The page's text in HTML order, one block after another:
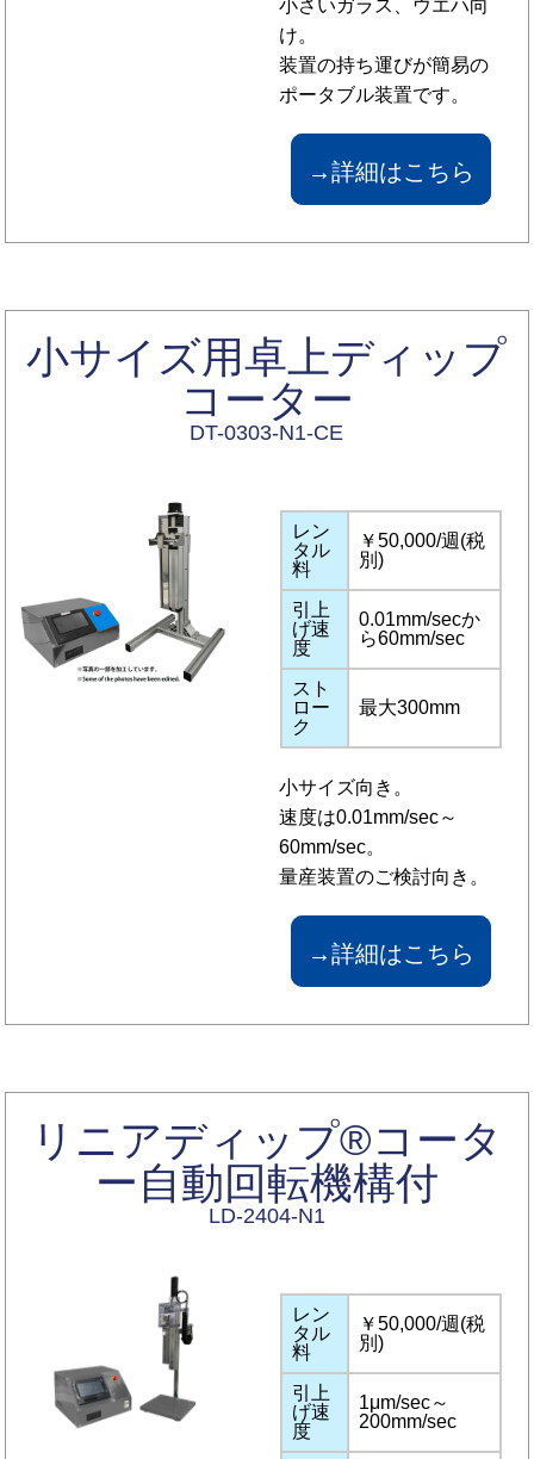
小さいガラス、ウエハ向
け。
装置の持ち運びが簡易の
ポータブル装置です。
→詳細はこちら
小サイズ用卓上ディップ
コーター
DT-0303-N1-CE
レン
タル
料
￥50,000/週(税
別)
引上
げ速
度
0.01mm/secか
ら60mm/sec
スト
ロー
ク
最大300mm
小サイズ向き。
速度は0.01mm/sec～
60mm/sec。
量産装置のご検討向き。
→詳細はこちら
リニアディップ®コータ
ー自動回転機構付
LD-2404-N1
レン
タル
料
￥50,000/週(税
別)
引上
げ速
度
1μm/sec～
200mm/sec